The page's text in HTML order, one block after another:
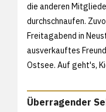
die anderen
durchschnaufen.
Freitagabend in
ausverkauftes
Ostsee. Auf geht's,
Überragender